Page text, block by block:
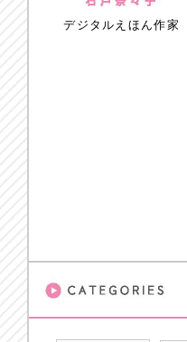
デジタルえほん作家